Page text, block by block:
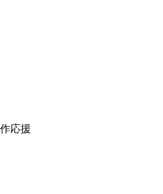
応援